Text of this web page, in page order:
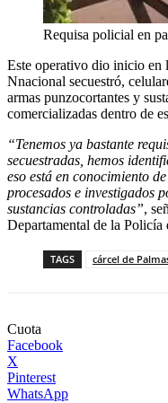
Requisa policial en
Este operativo dio inicio en
Nnacional secuestró,
armas punzocortantes y
comercializadas dentro de
“Tenemos ya bastante
secuestradas, hemos
eso está en conocimiento
procesados e investigados
sustancias controladas”,
Departamental de la Policía
TAGS cárcel de
Cuota
Facebook
X
Pinterest
WhatsApp